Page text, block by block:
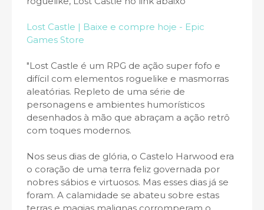
Lost Castle | Baixe e compre hoje - Epic
Games Store
"Lost Castle é um RPG de ação super fofo e
difícil com elementos roguelike e masmorras
aleatórias. Repleto de uma série de
personagens e ambientes humorísticos
desenhados à mão que abraçam a ação retrô
com toques modernos.
Nos seus dias de glória, o Castelo Harwood era
o coração de uma terra feliz governada por
nobres sábios e virtuosos. Mas esses dias já se
foram. A calamidade se abateu sobre estas